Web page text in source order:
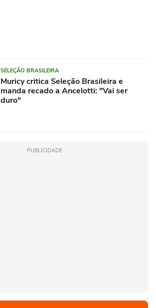
SELEÇÃO BRASILEIRA
Muricy critica Seleção Brasileira e
manda recado a Ancelotti: "Vai ser
duro"
PUBLICIDADE